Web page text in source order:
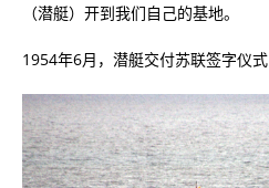
（潜艇）开到我们自己的基地。
1954年6月，潜艇交付苏联签字仪式